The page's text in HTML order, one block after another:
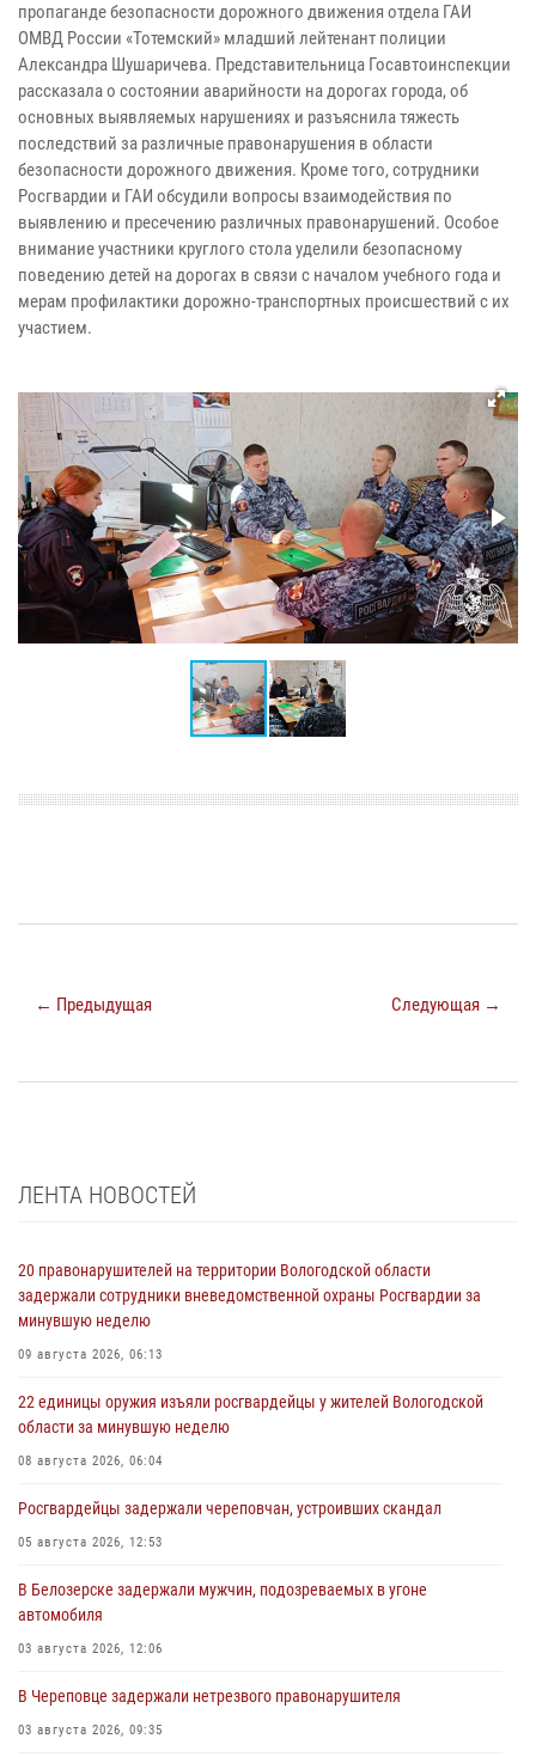
пропаганде безопасности дорожного движения отдела ГАИ
ОМВД России «Тотемский» младший лейтенант полиции
Александра Шушаричева. Представительница Госавтоинспекции
рассказала о состоянии аварийности на дорогах города, об
основных выявляемых нарушениях и разъяснила тяжесть
последствий за различные правонарушения в области
безопасности дорожного движения. Кроме того, сотрудники
Росгвардии и ГАИ обсудили вопросы взаимодействия по
выявлению и пресечению различных правонарушений. Особое
внимание участники круглого стола уделили безопасному
поведению детей на дорогах в связи с началом учебного года и
мерам профилактики дорожно-транспортных происшествий с их
участием.
← Предыдущая Следующая →
ЛЕНТА НОВОСТЕЙ
20 правонарушителей на территории Вологодской области
задержали сотрудники вневедомственной охраны Росгвардии за
минувшую неделю
09 августа 2026, 06:13
22 единицы оружия изъяли росгвардейцы у жителей Вологодской
области за минувшую неделю
08 августа 2026, 06:04
Росгвардейцы задержали череповчан, устроивших скандал
05 августа 2026, 12:53
В Белозерске задержали мужчин, подозреваемых в угоне
автомобиля
03 августа 2026, 12:06
В Череповце задержали нетрезвого правонарушителя
03 августа 2026, 09:35